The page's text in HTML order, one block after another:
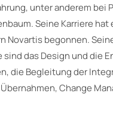
unter anderem bei
Seine Karriere hat
Novartis begonnen.
sind das Design und die
die Begleitung der
Change